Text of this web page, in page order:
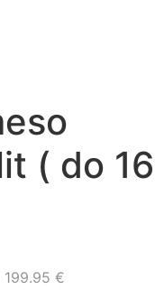
( do 16
199.95 €